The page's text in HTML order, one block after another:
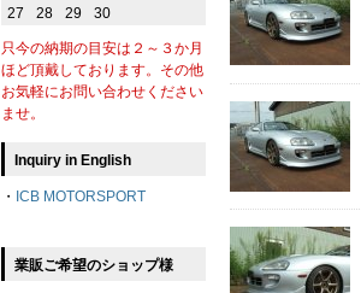
27
28 29 30
只今の納期の目安は２～３か月
ほど頂戴しております。その他
お気軽にお問い合わせください
ませ。
Inquiry in English
・ ICB MOTORSPORT
業販ご希望のショップ様